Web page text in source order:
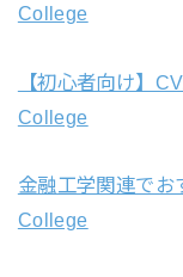
College
【初心者向け】
College
金融工学関連でお
College